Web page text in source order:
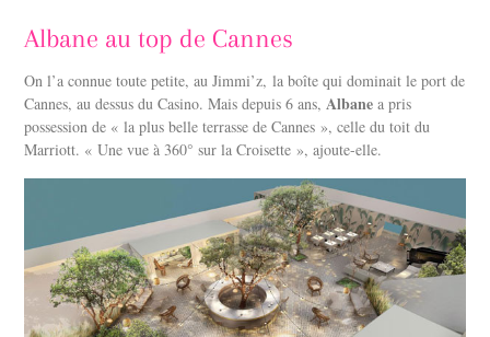
Albane au top de Cannes
On l’a connue toute petite, au Jimmi’z, la boîte qui dominait le port de
Cannes, au dessus du Casino. Mais depuis 6 ans, Albane a pris
possession de « la plus belle terrasse de Cannes », celle du toit du
Marriott. « Une vue à 360° sur la Croisette », ajoute-elle.